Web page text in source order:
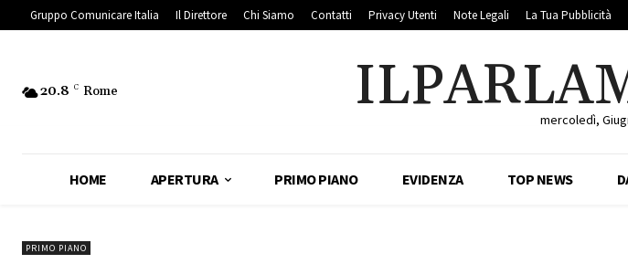
Gruppo Comunicare Italia Il Direttore Chi Siamo Contatti Privacy Utenti Note Legali La Tua Pubblicità
20.8 C Rome
mercoledì,
HOME APERTURA PRIMO PIANO EVIDENZA TOP NEWS
PRIMO PIANO